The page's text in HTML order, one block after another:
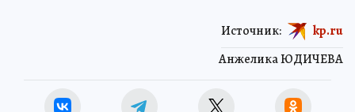
Анжелика ЮДИЧЕВА
Источник: kp.ru